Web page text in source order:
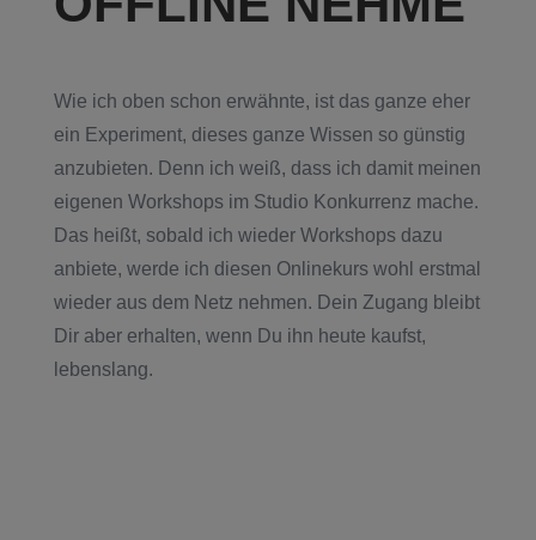
Wie ich oben schon erwähnte, ist das ganze eher
ein Experiment, dieses ganze Wissen so günstig
anzubieten. Denn ich weiß, dass ich damit meinen
eigenen Workshops im Studio Konkurrenz mache.
Das heißt, sobald ich wieder Workshops dazu
anbiete, werde ich diesen Onlinekurs wohl erstmal
wieder aus dem Netz nehmen. Dein Zugang bleibt
Dir aber erhalten, wenn Du ihn heute kaufst,
lebenslang.